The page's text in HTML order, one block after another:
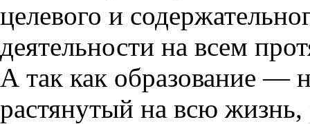
целевого и
деятельности на всем
А так как образование —
растянутый на всю